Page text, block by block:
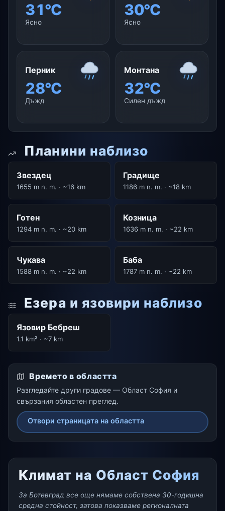
31°C
Ясно
30°C
Ясно
Перник
28°C
Дъжд
Монтана
32°C
Силен дъжд
Планини наблизо
Звездец
1655 m n. m. · ~16 km
Градище
1186 m n. m. · ~18 km
Готен
1294 m n. m. · ~20 km
Козница
1636 m n. m. · ~22 km
Чукава
1588 m n. m. · ~22 km
Баба
1787 m n. m. · ~22 km
Езера и язовири наблизо
Язовир Бебреш
1.1 km² · ~7 km
Времето в областта
Разгледайте други градове — Област София и
свързания областен преглед.
Отвори страницата на областта
Климат на Област София
За Ботевград все още нямаме собствена 30-годишна
средна стойност, затова показваме регионалната